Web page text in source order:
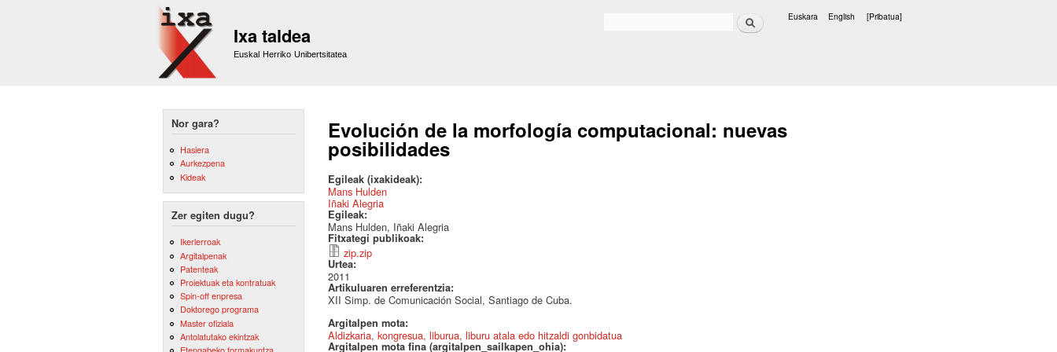
Ixa taldea
Euskal Herriko Unibertsitatea
Bilatu Euskara English [Pribatua]
Nor gara?
Hasiera
Aurkezpena
Kideak
Zer egiten dugu?
Ikerlerroak
Argitalpenak
Patenteak
Proiektuak eta kontratuak
Spin-off enpresa
Doktorego programa
Master ofiziala
Antolatutako ekintzak
Evolución de la morfología computacional: nuevas
posibilidades
Egileak (ixakideak):
Mans Hulden
Iñaki Alegria
Egileak:
Mans Hulden, Iñaki Alegria
Fitxategi publikoak:
zip.zip
Urtea:
2011
Artikuluaren erreferentzia:
XII Simp. de Comunicación Social, Santiago de Cuba.
Argitalpen mota:
Aldizkaria, kongresua, liburua, liburu atala edo hitzaldi gonbidatua
Argitalpen mota fina (argitalpen_sailkapen_ohia):